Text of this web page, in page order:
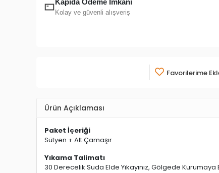
Kapıda Ödeme İmkanı
Kolay ve güvenli alışveriş
Favorilerime
Ürün Açıklaması
Paket İçeriği
Sütyen + Alt Çamaşır
Yıkama Talimatı
30 Derecelik Suda Elde Yıkayınız, Gölgede Kurumaya